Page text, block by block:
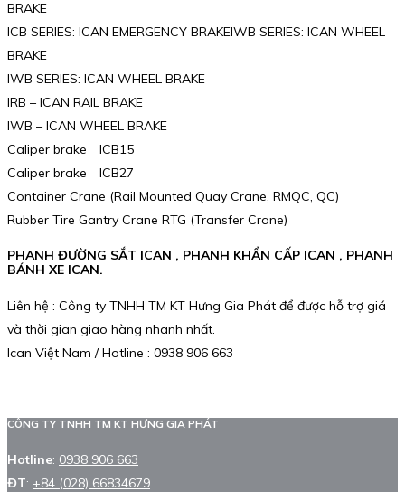
BRAKE
ICB SERIES: ICAN EMERGENCY BRAKEIWB SERIES: ICAN WHEEL
BRAKE
IWB SERIES: ICAN WHEEL BRAKE
IRB – ICAN RAIL BRAKE
IWB – ICAN WHEEL BRAKE
Caliper brake ICB15
Caliper brake ICB27
Container Crane (Rail Mounted Quay Crane, RMQC, QC)
Rubber Tire Gantry Crane RTG (Transfer Crane)
PHANH ĐƯỜNG SẮT ICAN , PHANH KHẨN CẤP ICAN , PHANH
BÁNH XE ICAN.
Liên hệ : Công ty TNHH TM KT Hưng Gia Phát để được hỗ trợ giá
và thời gian giao hàng nhanh nhất.
Ican Việt Nam / Hotline : 0938 906 663
CÔNG TY TNHH TM KT HƯNG GIA PHÁT
Hotline: 0938 906 663
ĐT: +84 (028) 66834679